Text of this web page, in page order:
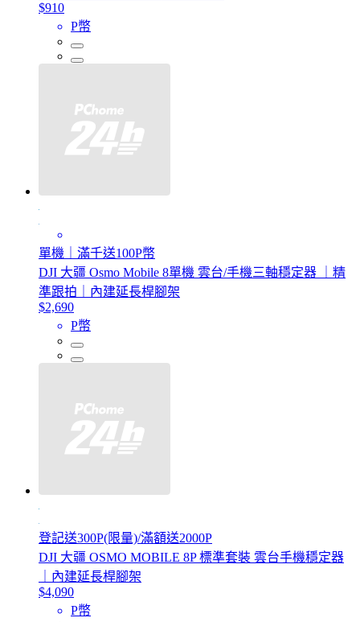
$910
P幣
單機｜滿千送100P幣
DJI 大疆 Osmo Mobile 8單機 雲台/手機三軸穩定器 ｜精
準跟拍｜內建延長桿腳架
$2,690
P幣
登記送300P(限量)/滿額送2000P
DJI 大疆 OSMO MOBILE 8P 標準套裝 雲台手機穩定器
｜內建延長桿腳架
$4,090
P幣